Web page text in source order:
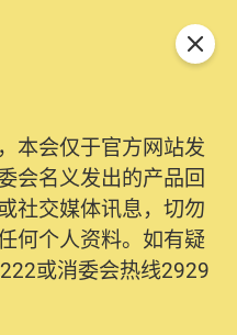
本会仅于官方网站发
会名义发出的产品回
社交媒体讯息，切勿
何个人资料。如有疑
或消委会热线2929
关闭